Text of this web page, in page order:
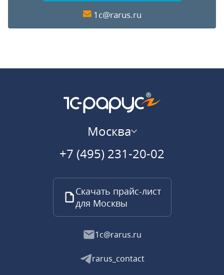
1c@rarus.ru
Москва
+7 (495) 231-20-02
Скачать прайс-лист
для Москвы
1c@rarus.ru
rarus_contact